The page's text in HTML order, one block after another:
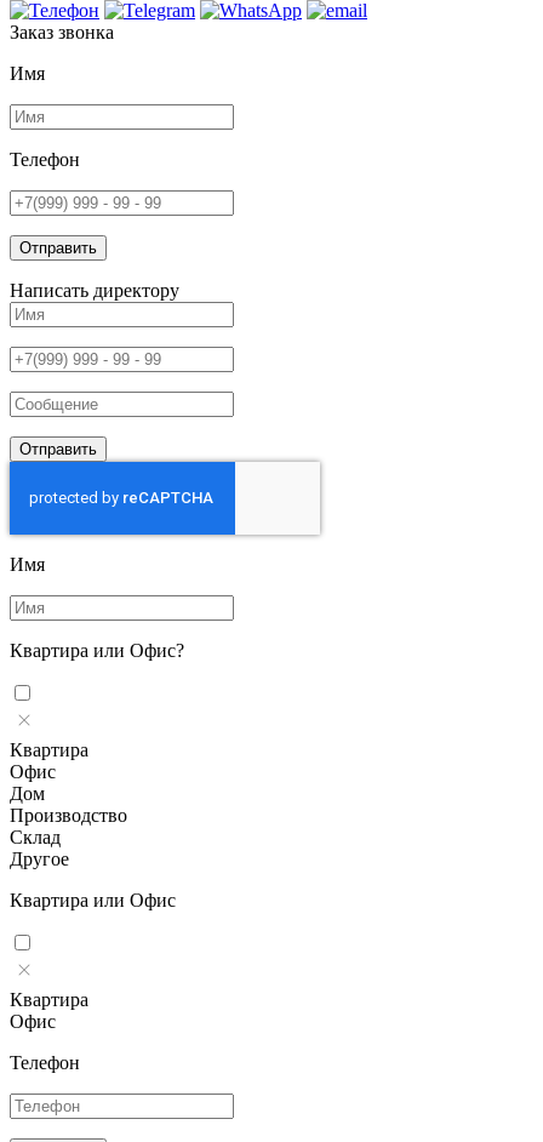
Заказ звонка
Имя
Телефон
Отправить
Написать директору
Отправить
Имя
Квартира или Офис?
Квартира
Офис
Дом
Производство
Склад
Другое
Квартира или Офис
Квартира
Офис
Телефон